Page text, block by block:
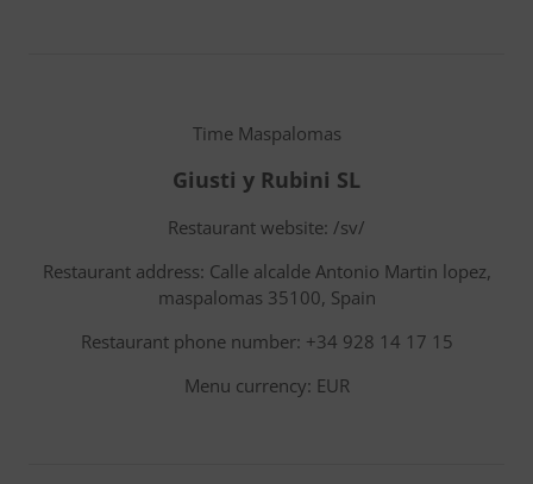
Time Maspalomas
Giusti y Rubini SL
Restaurant website: /sv/
Restaurant address: Calle alcalde Antonio Martin lopez,
maspalomas 35100, Spain
Restaurant phone number: +34 928 14 17 15
Menu currency: EUR